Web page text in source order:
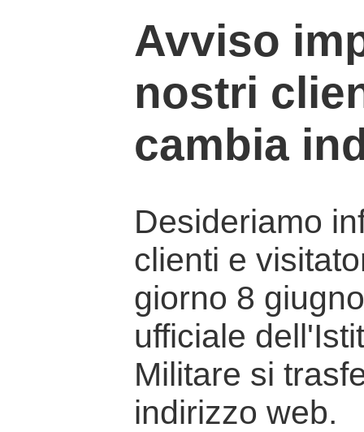
Avviso
nostri
cambia
Desideriamo
clienti e
giorno 8
ufficiale
Militare si
indirizzo web.